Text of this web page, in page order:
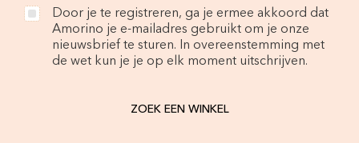
Door je te registreren, ga je ermee akkoord dat
Amorino je e-mailadres gebruikt om je onze
nieuwsbrief te sturen. In overeenstemming met
de wet kun je je op elk moment uitschrijven.
ZOEK EEN WINKEL